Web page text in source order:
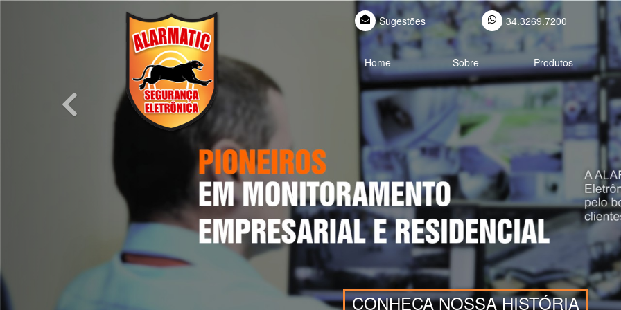
HISTÓRIA
Previous
Sugestões 34.3269.7200
Home Sobre Produtos